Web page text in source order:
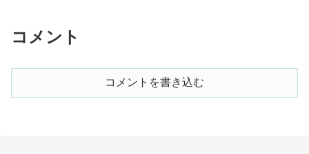
コメント
コメントを書き込む